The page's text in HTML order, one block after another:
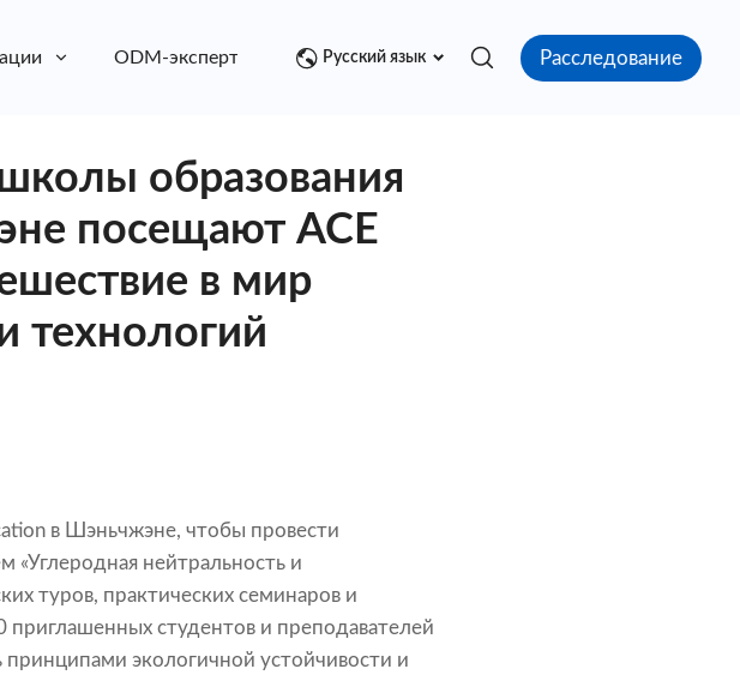
ODM-эксперт Медиа центр Контакт
Русский язык Расследование
образования
посещают ACE
в мир
технологий
в Шэньчжэне, чтобы провести
«Углеродная нейтральность и
туров, практических семинаров и
студентов и преподавателей
экологичной устойчивости и